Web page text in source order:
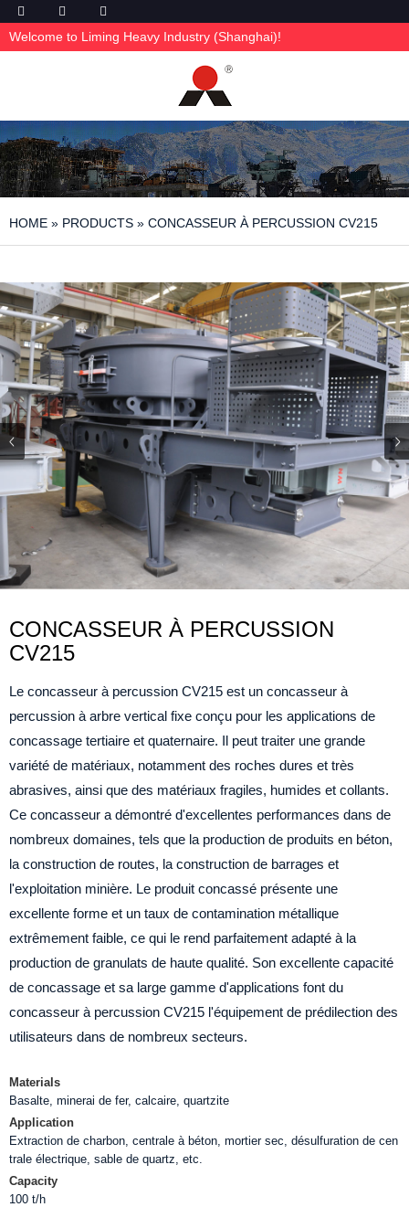
Welcome to Liming Heavy Industry (Shanghai)!
HOME » PRODUCTS » CONCASSEUR À PERCUSSION CV215
CONCASSEUR À PERCUSSION
CV215
Le concasseur à percussion CV215 est un concasseur à
percussion à arbre vertical fixe conçu pour les applications de
concassage tertiaire et quaternaire. Il peut traiter une grande
variété de matériaux, notamment des roches dures et très
abrasives, ainsi que des matériaux fragiles, humides et collants.
Ce concasseur a démontré d'excellentes performances dans de
nombreux domaines, tels que la production de produits en béton,
la construction de routes, la construction de barrages et
l'exploitation minière. Le produit concassé présente une
excellente forme et un taux de contamination métallique
extrêmement faible, ce qui le rend parfaitement adapté à la
production de granulats de haute qualité. Son excellente capacité
de concassage et sa large gamme d'applications font du
concasseur à percussion CV215 l'équipement de prédilection des
utilisateurs dans de nombreux secteurs.
Materials
Basalte, minerai de fer, calcaire, quartzite
Application
Extraction de charbon, centrale à béton, mortier sec, désulfuration de cen
trale électrique, sable de quartz, etc.
Capacity
100 t/h